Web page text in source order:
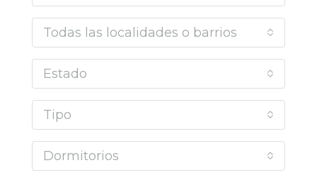
Todas las localidades o barrios
Estado
Tipo
Dormitorios